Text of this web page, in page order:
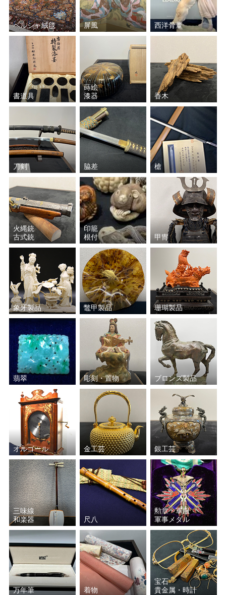
ペルシャ絨毯 屏風 西洋骨董
書道具
蒔絵
漆器
香木
刀剣 脇差 槍
火縄銃
古式銃
印籠
根付
甲冑
象牙製品 鼈甲製品 珊瑚製品
翡翠 彫刻・置物 ブロンズ製品
オルゴール 金工芸 銀工芸
三味線
和楽器
尺八
勲章・軍服
軍事メダル
万年筆 着物
宝石
貴金属・時計